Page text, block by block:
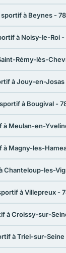
à Beynes -
à Noisy-le-Roi -
Rémy-lès-
à Jouy-en-Josas
à Bougival -
à Meulan-en-
à Magny-les-
Chanteloup-les-
à Villepreux -
à Croissy-sur-
à Triel-sur-Seine